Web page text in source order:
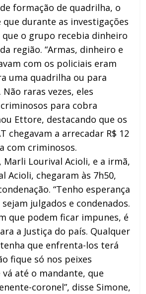
formação de quadrilha, o
que durante as investigações
o grupo recebia dinheiro
região. “Armas, dinheiro e
com os policiais eram
uma quadrilha ou para
raras vezes, eles
para cobra
Ettore, destacando que os
chegavam a arrecadar R$ 12
com criminosos.
Marli Lourival Acioli, e a irmã,
Acioli, chegaram às 7h50,
“Tenho esperança
julgados e condenados.
que podem ficar impunes, é
a Justiça do país. Qualquer
que enfrenta-los terá
fique só nos peixes
vá até o mandante, que
coronel”, disse Simone,